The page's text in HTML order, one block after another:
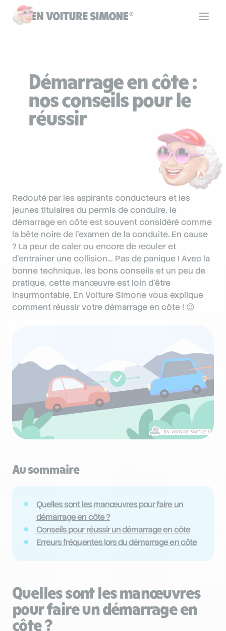
Permis de conduire
Allô Simone
Se connecter
Démarrage en côte :
nos conseils pour le
réussir
Redouté par les aspirants conducteurs et les
jeunes titulaires du permis de conduire, le
démarrage en côte est souvent considéré comme
la bête noire de l’examen de la conduite. En cause
? La peur de caler ou encore de reculer et
d'entraîner une collision… Pas de panique ! Avec la
bonne technique, les bons conseils et un peu de
pratique, cette manœuvre est loin d’être
insurmontable. En Voiture Simone vous explique
comment réussir votre démarrage en côte ! 😉
Au sommaire
Quelles sont les manœuvres pour faire un
démarrage en côte ?
Conseils pour réussir un démarrage en côte
Erreurs fréquentes lors du démarrage en côte
Quelles sont les manœuvres
pour faire un démarrage en
côte ?